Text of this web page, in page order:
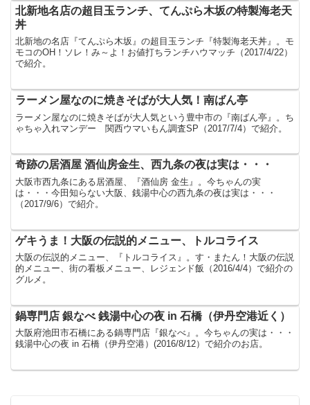
北新地名店の超目玉ランチ、てんぷら木坂の特製海老天
丼
北新地の名店『てんぷら木坂』の超目玉ランチ『特製海老天丼』。モ
モコのOH！ソレ！み～よ！お値打ちランチハウマッチ（2017/4/22）
で紹介。
ラーメン屋なのに焼きそばが大人気！南ばん亭
ラーメン屋なのに焼きそばが大人気という豊中市の『南ばん亭』。ち
ゃちゃ入れマンデー 関西ウマいもん調査SP（2017/7/4）で紹介。
奇跡の居酒屋 酒仙房金生、西九条の夜は実は・・・
大阪市西九条にある居酒屋、『酒仙房 金生』。今ちゃんの実
は・・・今田知らない大阪、銭湯中心の西九条の夜は実は・・・
（2017/9/6）で紹介。
ゲキうま！大阪の伝説的メニュー、トルコライス
大阪の伝説的メニュー、『トルコライス』。す・またん！大阪の伝説
的メニュー、街の看板メニュー、レジェンド飯（2016/4/4）で紹介の
グルメ。
鍋専門店 銀なべ 銭湯中心の夜 in 石橋（伊丹空港近く）
大阪府池田市石橋にある鍋専門店『銀なべ』。今ちゃんの実は・・・
銭湯中心の夜 in 石橋（伊丹空港）(2016/8/12）で紹介のお店。